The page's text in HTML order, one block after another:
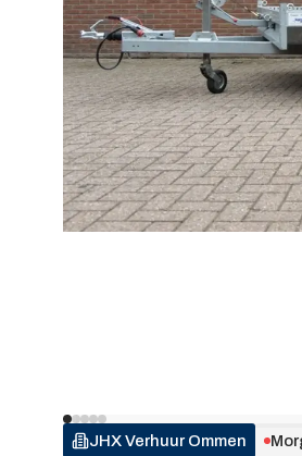
JHX Verhuur Ommen